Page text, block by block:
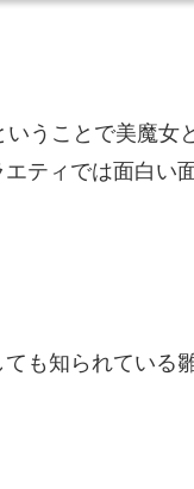
いうことで美魔
ティでは面白い
も知られている